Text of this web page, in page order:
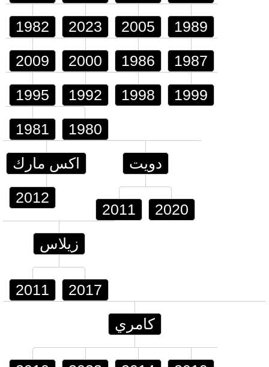
1982 2023 2005 1989
2009 2000 1986 1987
1995 1992 1998 1999
1981 1980
اكس مارك
2012
دويت
2011 2020
زيلاس
2011 2017
كامري